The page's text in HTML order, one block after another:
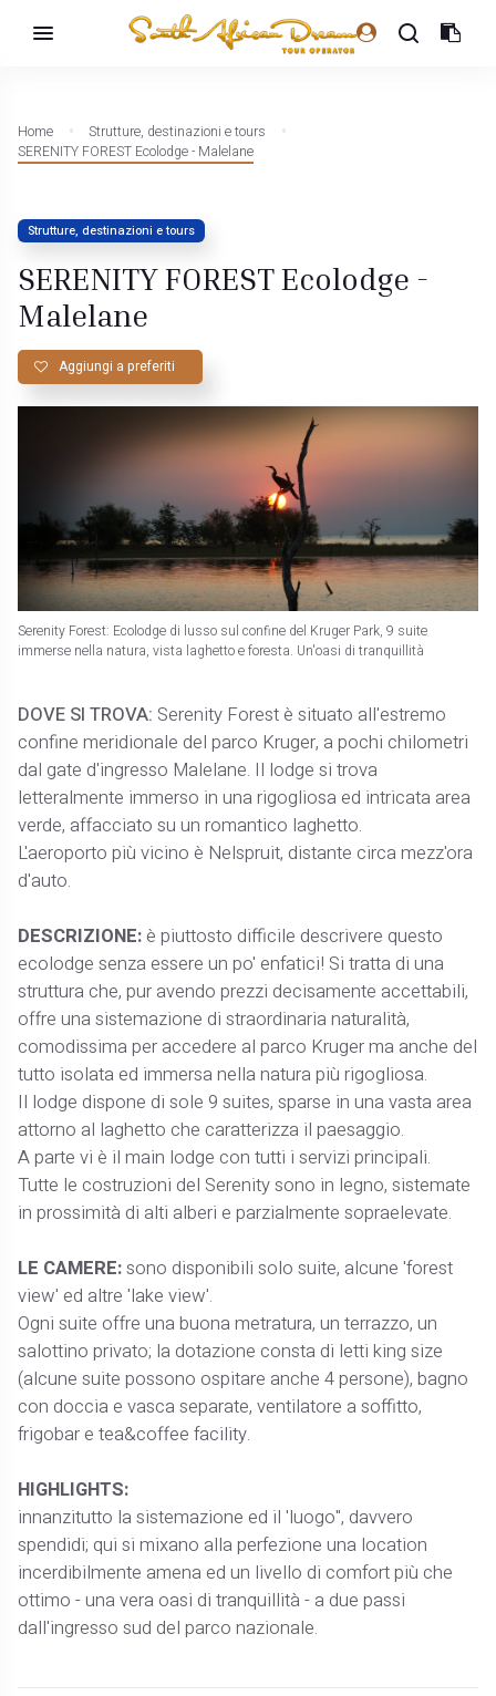
Home
Strutture, destinazioni e tours
SERENITY FOREST Ecolodge - Malelane
Strutture, destinazioni e tours
SERENITY FOREST Ecolodge -
Malelane
Aggiungi a preferiti
Serenity Forest: Ecolodge di lusso sul confine del Kruger Park, 9 suite
immerse nella natura, vista laghetto e foresta. Un'oasi di tranquillità
DOVE SI TROVA: Serenity Forest è situato all'estremo
confine meridionale del parco Kruger, a pochi chilometri
dal gate d'ingresso Malelane. Il lodge si trova
letteralmente immerso in una rigogliosa ed intricata area
verde, affacciato su un romantico laghetto.
L'aeroporto più vicino è Nelspruit, distante circa mezz'ora
d'auto.
DESCRIZIONE:è piuttosto difficile descrivere questo
ecolodge senza essere un po' enfatici! Si tratta di una
struttura che, pur avendo prezzi decisamente accettabili,
offre una sistemazione di straordinaria naturalità,
comodissima per accedere al parco Kruger ma anche del
tutto isolata ed immersa nella natura più rigogliosa.
Il lodge dispone di sole 9 suites, sparse in una vasta area
attorno al laghetto che caratterizza il paesaggio.
A parte vi è il main lodge con tutti i servizi principali.
Tutte le costruzioni del Serenity sono in legno, sistemate
in prossimità di alti alberi e parzialmente sopraelevate.
LE CAMERE:sono disponibili solo suite, alcune 'forest
view' ed altre 'lake view'.
Ogni suite offre una buona metratura, un terrazzo, un
salottino privato; la dotazione consta di letti king size
(alcune suite possono ospitare anche 4 persone), bagno
con doccia e vasca separate, ventilatore a soffitto,
frigobar e tea&coffee facility.
HIGHLIGHTS:
innanzitutto la sistemazione ed il 'luogo", davvero
spendidi; qui si mixano alla perfezione una location
incerdibilmente amena ed un livello di comfort più che
ottimo - una vera oasi di tranquillità - a due passi
dall'ingresso sud del parco nazionale.